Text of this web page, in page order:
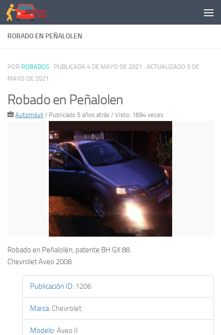
Saltar al contenido
ROBADO EN PEÑALOLEN
POR ROBADOS · PUBLICADA 4 DE MAYO DE 2021 · ACTUALIZADO 5 DE
MAYO DE 2021
Robado en Peñalolen
Automóvil / Publicado 5 años atrás / Visto: 1694 veces
Robado en Peñalolén, patente BH GX 88.
Chevrolet Aveo 2008.
Publicación ID: 1206
Marca: Chevrolet
Modelo: Aveo II